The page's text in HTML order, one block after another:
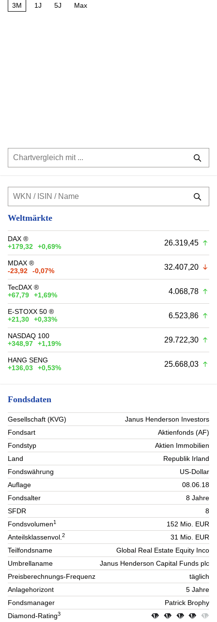
3M 1J 5J Max
Weltmärkte
DAX ®
+179,32
+0,69% 26.319,45
MDAX ®
-23,92
-0,07% 32.407,20
TecDAX ®
+67,79
+1,69% 4.068,78
E-STOXX 50 ®
+21,30
+0,33% 6.523,86
NASDAQ 100
+348,97
+1,19% 29.722,30
HANG SENG
+136,03
+0,53% 25.668,03
Fondsdaten
Gesellschaft (KVG)
Janus Henderson Investors
Fondsart
Aktienfonds (AF)
Fondstyp
Aktien Immobilien
Land
Republik Irland
Fondswährung
US-Dollar
Auflage
08.06.18
Fondsalter
8 Jahre
SFDR
8
Fondsvolumen1
152 Mio. EUR
Anteilsklassenvol.2
31 Mio. EUR
Teilfondsname
Global Real Estate Equity Inco
Umbrellaname
Janus Henderson Capital Funds plc
Preisberechnungs-Frequenz
täglich
Anlagehorizont
5 Jahre
Fondsmanager
Patrick Brophy
Diamond-Rating3